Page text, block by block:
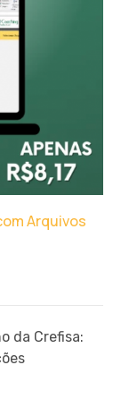
Arquivos
da Crefisa: